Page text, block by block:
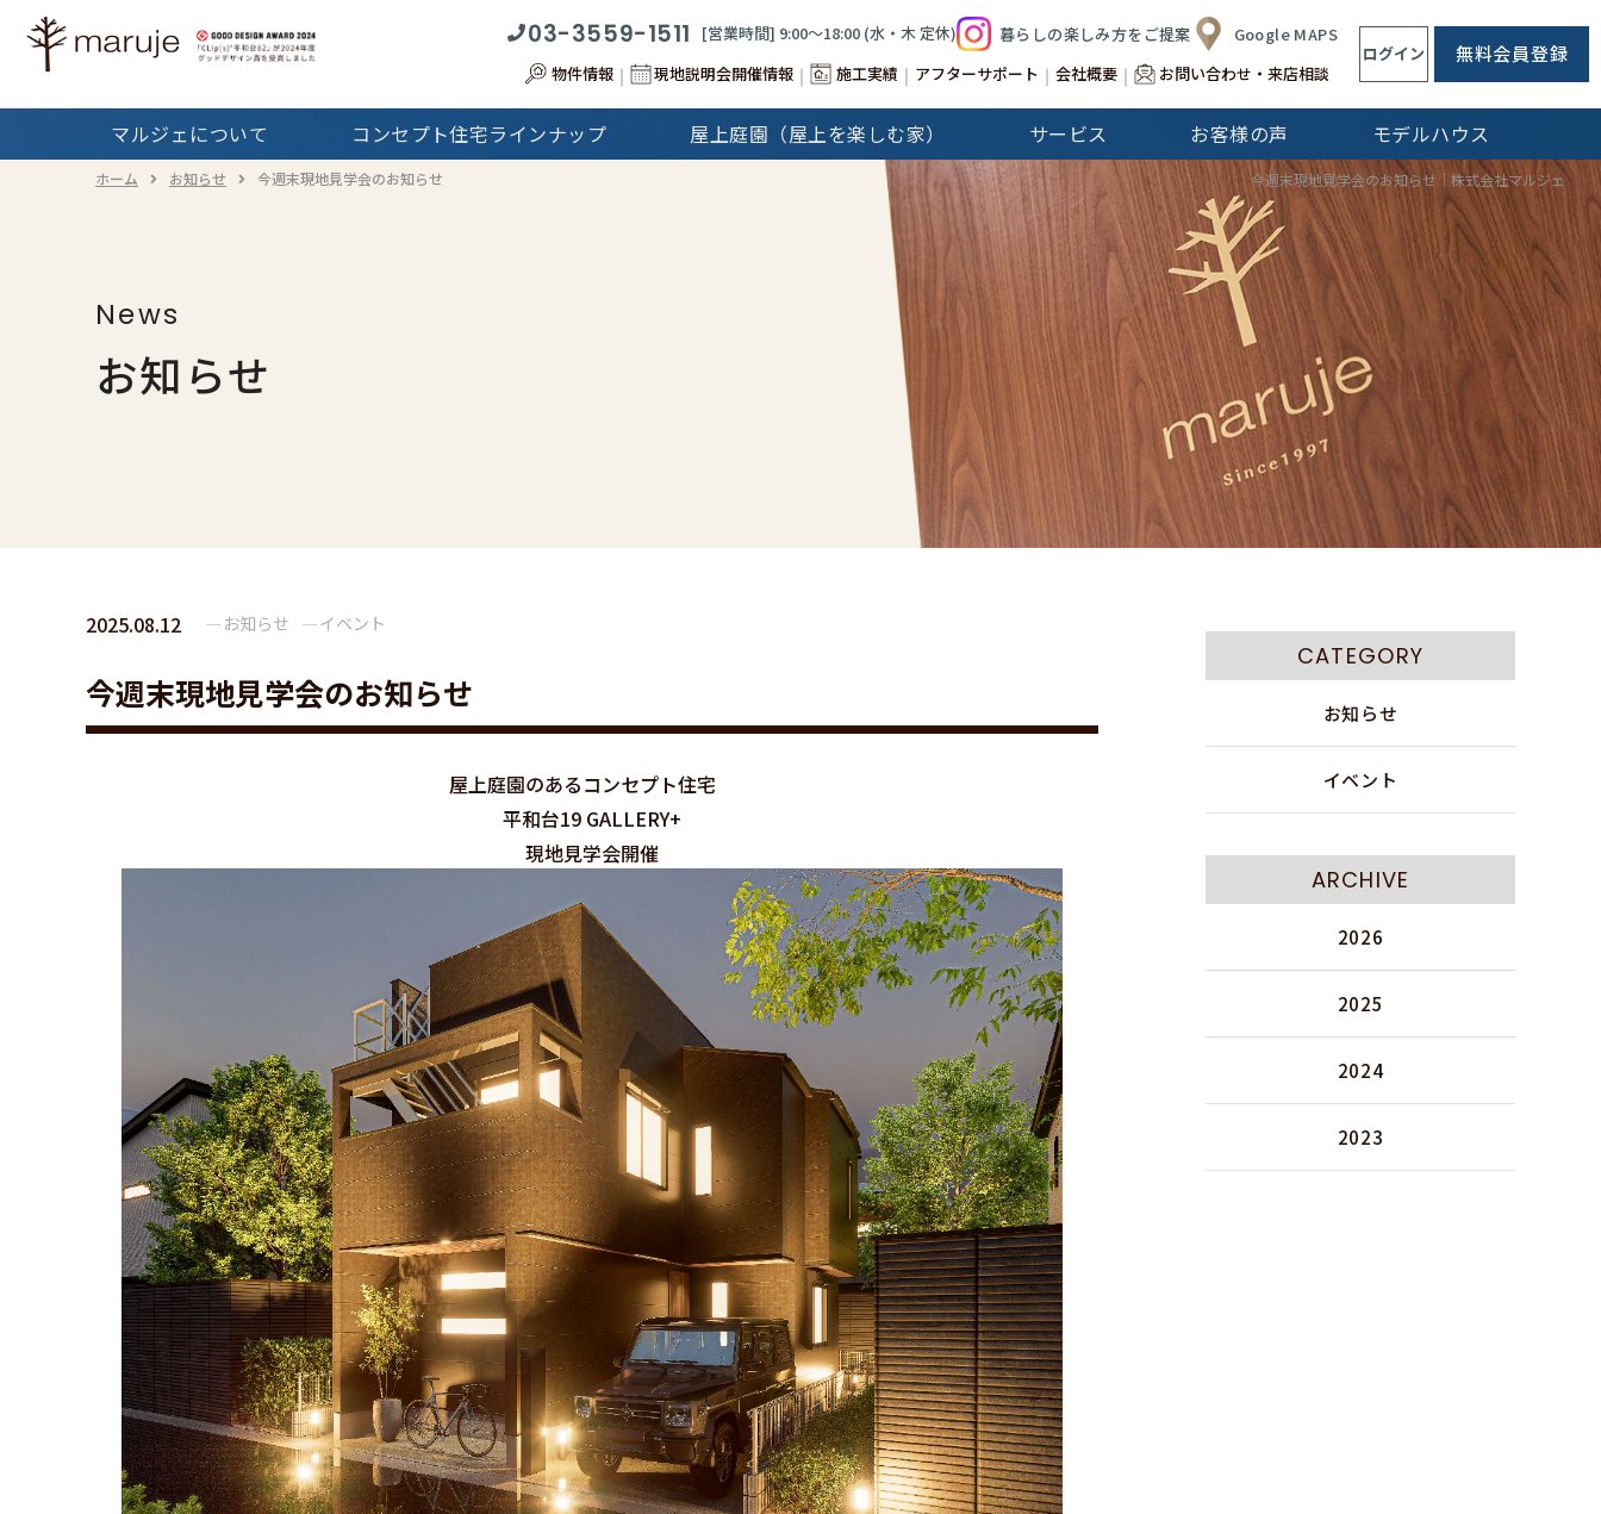
03-3559-1511 [営業時間] 9:00〜18:00 (⽔‧⽊ 定休) 暮らしの楽しみ方をご提案
Google MAPS
物件情報
現地説明会開催情報 施工実績 アフターサポート 会社概要 お問い合わせ・来店相談
ログイン 無料会員登録
マルジェについて コンセプト住宅ラインナップ
コンセプト住宅
ラインナップTOP
Real&Stories Cap-Martin CLip[s]
注文住宅
屋上庭園（屋上を楽しむ家） サービス
マルジェの
サービス
注文住宅 不動産仲介
お客様の声 モデルハウス
ホーム お知らせ 今週末現地見学会のお知らせ 今週末現地見学会のお知らせ｜株式会社マルジェ
News
お知らせ
2025.08.12 お知らせ イベント
今週末現地見学会のお知らせ
屋上庭園のあるコンセプト住宅
平和台19 GALLERY+
現地見学会開催
CATEGORY
お知らせ
イベント
ARCHIVE
2026
2025
2024
2023